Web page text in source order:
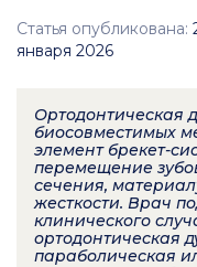
Статья опубликована:
января 2026
Ортодонтическая
биосовместимых
элемент брекет-
перемещение
сечения,
жесткости. Врач
клинического
ортодонтическая
параболическая